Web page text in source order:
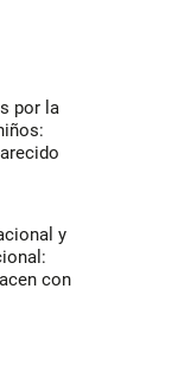
por la
y
con